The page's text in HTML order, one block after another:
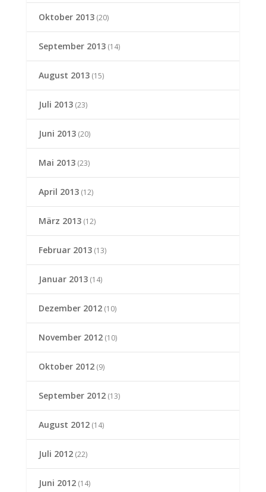
Oktober 2013(20)
September 2013(14)
August 2013(15)
Juli 2013(23)
Juni 2013(20)
Mai 2013(23)
April 2013(12)
März 2013(12)
Februar 2013(13)
Januar 2013(14)
Dezember 2012(10)
November 2012(10)
Oktober 2012(9)
September 2012(13)
August 2012(14)
Juli 2012(22)
Juni 2012(14)